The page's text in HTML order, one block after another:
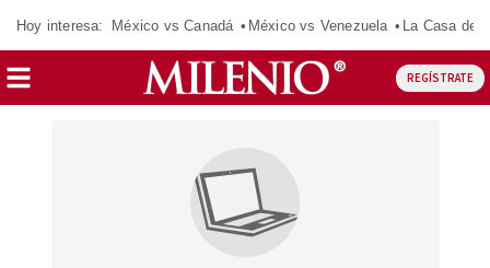
Hoy interesa: México vs Canadá México vs Venezuela La Casa de
REGÍSTRATE